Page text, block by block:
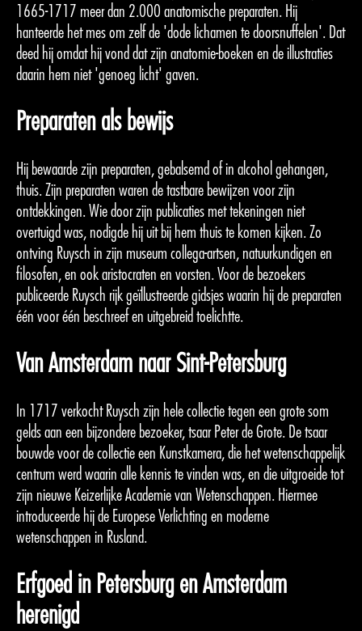
1665-1717 meer dan 2.000 anatomische preparaten. Hij
hanteerde het mes om zelf de 'dode lichamen te doorsnuffelen'. Dat
deed hij omdat hij vond dat zijn anatomie-boeken en de illustraties
daarin hem niet 'genoeg licht' gaven.
Preparaten als bewijs
Hij bewaarde zijn preparaten, gebalsemd of in alcohol gehangen,
thuis. Zijn preparaten waren de tastbare bewijzen voor zijn
ontdekkingen. Wie door zijn publicaties met tekeningen niet
overtuigd was, nodigde hij uit bij hem thuis te komen kijken. Zo
ontving Ruysch in zijn museum collega-artsen, natuurkundigen en
filosofen, en ook aristocraten en vorsten. Voor de bezoekers
publiceerde Ruysch rijk geïllustreerde gidsjes waarin hij de preparaten
één voor één beschreef en uitgebreid toelichtte.
Van Amsterdam naar Sint-Petersburg
In 1717 verkocht Ruysch zijn hele collectie tegen een grote som
gelds aan een bijzondere bezoeker, tsaar Peter de Grote. De tsaar
bouwde voor de collectie een Kunstkamera, die het wetenschappelijk
centrum werd waarin alle kennis te vinden was, en die uitgroeide tot
zijn nieuwe Keizerlijke Academie van Wetenschappen. Hiermee
introduceerde hij de Europese Verlichting en moderne
wetenschappen in Rusland.
Erfgoed in Petersburg en Amsterdam
herenigd